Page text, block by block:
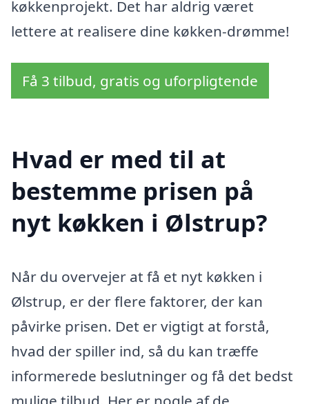
køkkenprojekt. Det har aldrig været
lettere at realisere dine køkken-drømme!
Få 3 tilbud, gratis og uforpligtende
Hvad er med til at
bestemme prisen på
nyt køkken i Ølstrup?
Når du overvejer at få et nyt køkken i
Ølstrup, er der flere faktorer, der kan
påvirke prisen. Det er vigtigt at forstå,
hvad der spiller ind, så du kan træffe
informerede beslutninger og få det bedst